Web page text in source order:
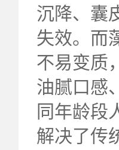
沉降、囊
失效。而
不易变质
油腻口感
同年龄段
解决了传